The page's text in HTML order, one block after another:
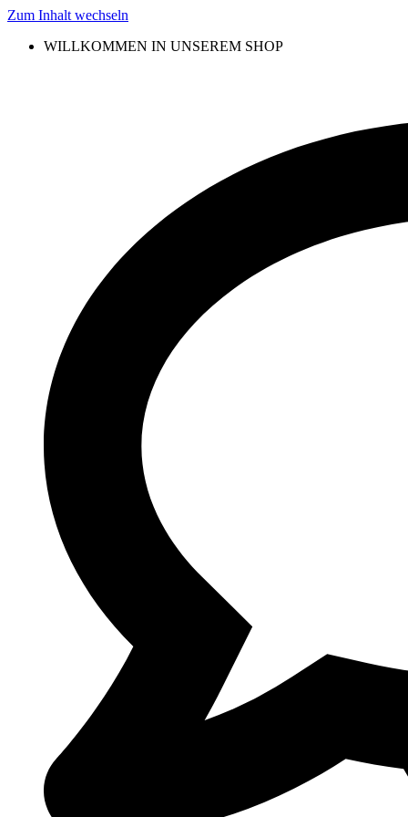
Zum Inhalt wechseln
WILLKOMMEN IN UNSEREM SHOP